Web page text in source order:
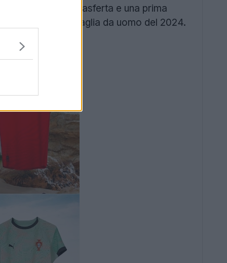
maglia da trasferta e una prima
una seconda maglia da uomo del 2024.